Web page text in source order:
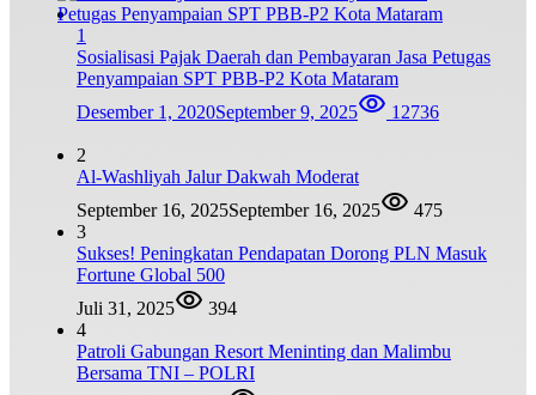
1
Sosialisasi Pajak Daerah dan Pembayaran Jasa Petugas
Penyampaian SPT PBB-P2 Kota Mataram
Desember 1, 2020September 9, 2025 12736
2
Al-Washliyah Jalur Dakwah Moderat
September 16, 2025September 16, 2025
475
3
Sukses! Peningkatan Pendapatan Dorong PLN Masuk
Fortune Global 500
Juli 31, 2025
394
4
Patroli Gabungan Resort Meninting dan Malimbu
Bersama TNI – POLRI